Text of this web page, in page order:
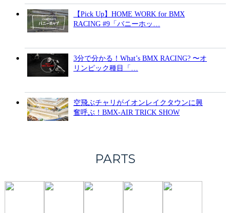
【Pick Up】HOME WORK for BMX
RACING #9「バニーホッ…
3分で分かる！What’s BMX RACING? 〜オ
リンピック種目「…
空飛ぶチャリがイオンレイクタウンに興
奮呼ぶ！BMX-AIR TRICK SHOW
PARTS